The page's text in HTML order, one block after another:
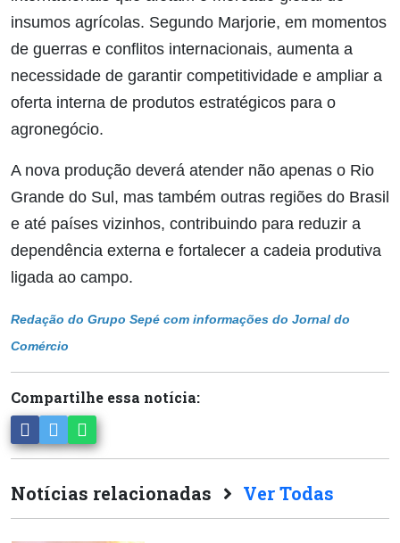
insumos agrícolas. Segundo Marjorie, em momentos
de guerras e conflitos internacionais, aumenta a
necessidade de garantir competitividade e ampliar a
oferta interna de produtos estratégicos para o
agronegócio.
A nova produção deverá atender não apenas o Rio
Grande do Sul, mas também outras regiões do Brasil
e até países vizinhos, contribuindo para reduzir a
dependência externa e fortalecer a cadeia produtiva
ligada ao campo.
Redação do Grupo Sepé com informações do Jornal do
Comércio
Compartilhe essa notícia:
Notícias relacionadas Ver Todas